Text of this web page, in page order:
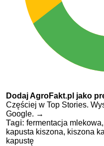
Dodaj AgroFakt.pl jako
Częściej w Top Stories.
Google. →
Tagi: fermentacja mlekowa,
kapusta kiszona, kiszona
kapustę